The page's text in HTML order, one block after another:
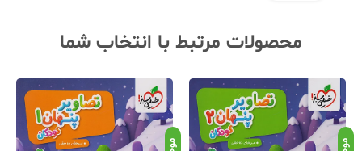
محصولات مرتبط با انتخاب شما